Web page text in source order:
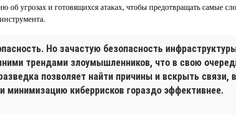
угрозах и готовящихся атаках, чтобы предотвращать самые
Но зачастую безопасность
трендами злоумышленников, что в свою
позволяет найти причины и вскрыть
минимизацию киберрисков гораздо эффективнее.